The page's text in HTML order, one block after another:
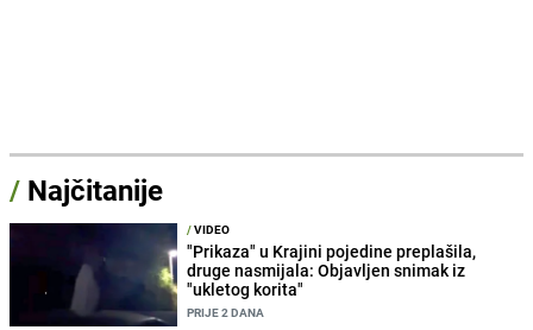
/ Najčitanije
/VIDEO
"Prikaza" u Krajini pojedine preplašila,
druge nasmijala: Objavljen snimak iz
"ukletog korita"
PRIJE 2 DANA